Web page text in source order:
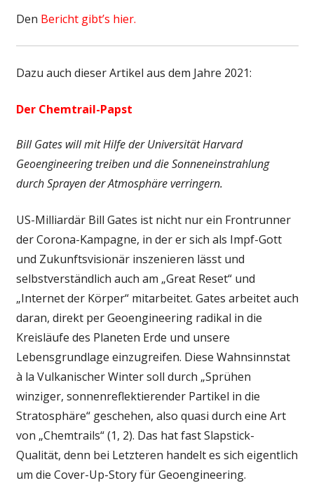
Den Bericht gibt’s hier.
Dazu auch dieser Artikel aus dem Jahre 2021:
Der Chemtrail-Papst
Bill Gates will mit Hilfe der Universität Harvard
Geoengineering treiben und die Sonneneinstrahlung
durch Sprayen der Atmosphäre verringern.
US-Milliardär Bill Gates ist nicht nur ein Frontrunner
der Corona-Kampagne, in der er sich als Impf-Gott
und Zukunftsvisionär inszenieren lässt und
selbstverständlich auch am „Great Reset“ und
„Internet der Körper“ mitarbeitet. Gates arbeitet auch
daran, direkt per Geoengineering radikal in die
Kreisläufe des Planeten Erde und unsere
Lebensgrundlage einzugreifen. Diese Wahnsinnstat
à la Vulkanischer Winter soll durch „Sprühen
winziger, sonnenreflektierender Partikel in die
Stratosphäre“ geschehen, also quasi durch eine Art
von „Chemtrails“ (1, 2). Das hat fast Slapstick-
Qualität, denn bei Letzteren handelt es sich eigentlich
um die Cover-Up-Story für Geoengineering.